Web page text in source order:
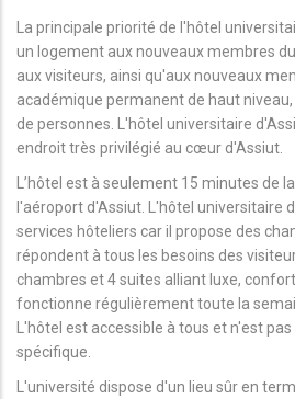
La principale priorité de l'hôtel
un logement aux nouveaux membres
aux visiteurs, ainsi qu'aux nouveaux
académique permanent de haut
de personnes. L'hôtel universitaire
endroit très privilégié au cœur d'Assiut.
L’hôtel est à seulement 15 minutes de
l'aéroport d'Assiut. L'hôtel universitaire
services hôteliers car il propose des
répondent à tous les besoins des
chambres et 4 suites alliant luxe,
fonctionne régulièrement toute la
L'hôtel est accessible à tous et n'est
spécifique.
L'université dispose d'un lieu sûr en